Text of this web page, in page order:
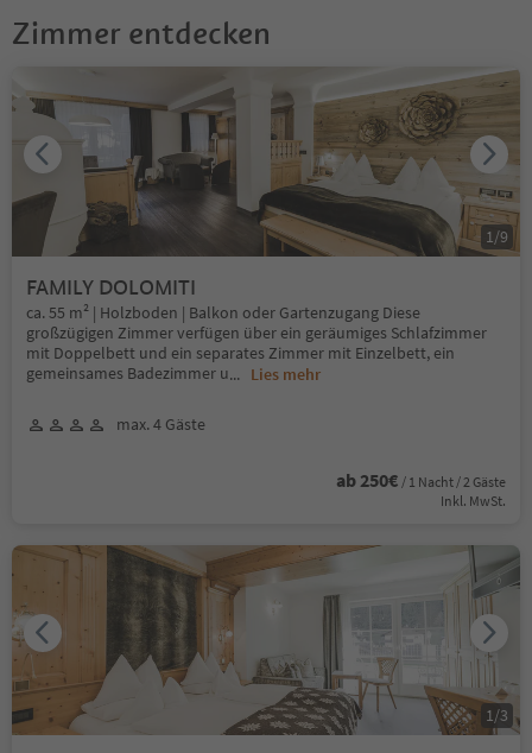
Zimmer entdecken
FAMILY DOLOMITI
ca. 55 m² | Holzboden | Balkon oder Gartenzugang Diese
großzügigen Zimmer verfügen über ein geräumiges Schlafzimmer
mit Doppelbett und ein separates Zimmer mit Einzelbett, ein
gemeinsames Badezimmer u... Lies mehr
max. 4 Gäste
ab 250€ / 1 Nacht / 2 Gäste
Inkl. MwSt.
1/9
1/3